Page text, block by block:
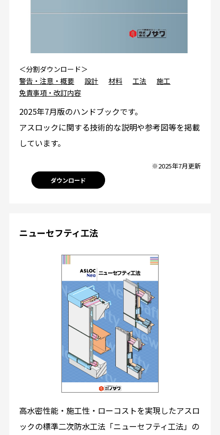
＜分割ダウンロード＞
警告・注意・概要
設計 材料 工法
施工
免責事項・改訂内容
2025年7月版のハンドブックです。
アスロックに関する技術的な説明や参考図等を掲載
しています。
※2025年7月更新
ダウンロード
ニューセフティ工法
高水密性能・施工性・ローコストを実現したアスロ
ックの標準二次防水工法「ニューセフティ工法」の